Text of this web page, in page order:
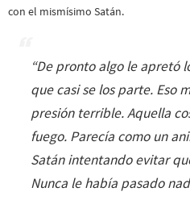
con el mismísimo Satán.
“De pronto algo le apretó
que casi se los parte. Eso
presión terrible. Aquella
fuego. Parecía como un
Satán intentando evitar
Nunca le había pasado